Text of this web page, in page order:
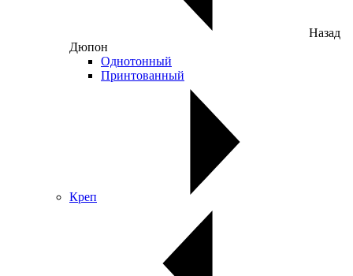
Назад
Дюпон
Однотонный
Принтованный
Креп